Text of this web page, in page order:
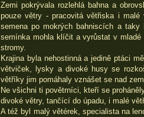
Zemi pokrývala rozlehlá bahna a
pouze větry - pracovitá větřiska i
semena po mokrých bahniscích a
semínka mohla klíčit a vyrůstat v
stromy.
Krajina byla nehostinná a jedině ptáci
větviček, lysky a divoké husy se
větříky jim pomáhaly vznášet se nad
Ne všichni ti povětrníci, kteří se
divoké větry, tančící do úpadu, i malé
A též byl malý větérek, specialista na